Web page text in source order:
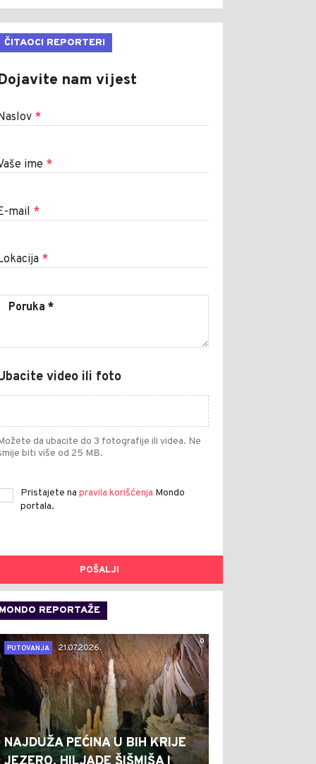
ČITAOCI REPORTERI
nam vijest
*
ime *
mail *
*
video ili foto
da ubacite do 3 fotografije ili videa. Ne
biti više od 25 MB.
Pristajete na pravila korišćenja Mondo
portala.
POŠALJI
MONDO REPORTAŽE
0
PUTOVANJA
21.07.2026.
NAJDUŽA PEĆINA U BIH KRIJE